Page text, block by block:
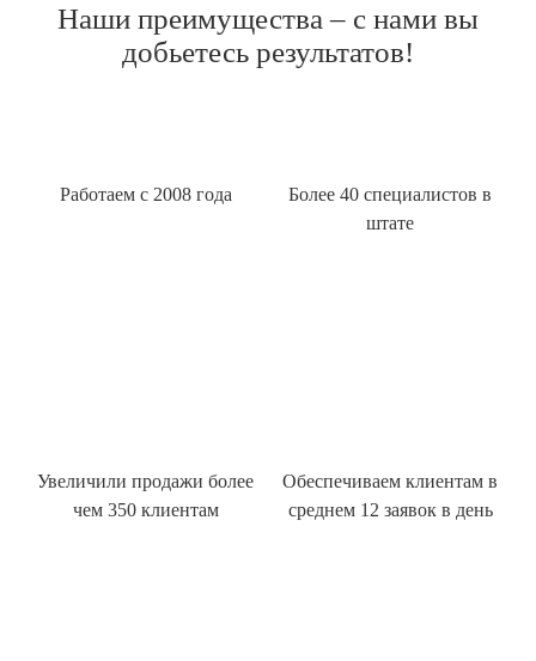
Наши преимущества – с нами вы
добьетесь результатов!
Работаем с 2008 года
Более 40 специалистов в
штате
Увеличили продажи более
чем 350 клиентам
Обеспечиваем клиентам в
среднем 12 заявок в день